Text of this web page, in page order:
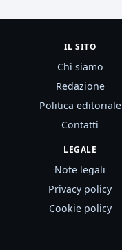
IL SITO
Chi siamo
Redazione
Politica editoriale
Contatti
LEGALE
Note legali
Privacy policy
Cookie policy